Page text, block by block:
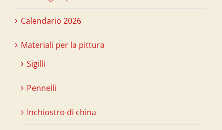
Calendario 2026
Materiali per la pittura
Sigilli
Pennelli
Inchiostro di china